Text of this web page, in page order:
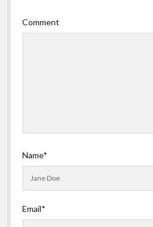
Comment
Name*
Email*